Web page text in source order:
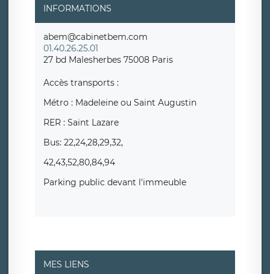
INFORMATIONS
abem@cabinetbem.com
01.40.26.25.01
27 bd Malesherbes 75008 Paris
Accès transports :
Métro : Madeleine ou Saint Augustin
RER : Saint Lazare
Bus: 22,24,28,29,32,
42,43,52,80,84,94
Parking public devant l'immeuble
MES LIENS